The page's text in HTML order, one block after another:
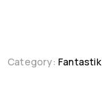
Category: Fantastik